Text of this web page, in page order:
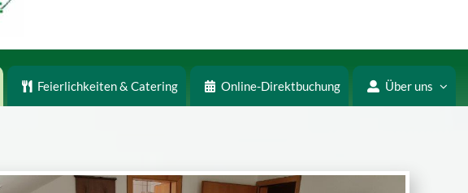
Feierlichkeiten & Catering Online-Direktbuchung Über uns